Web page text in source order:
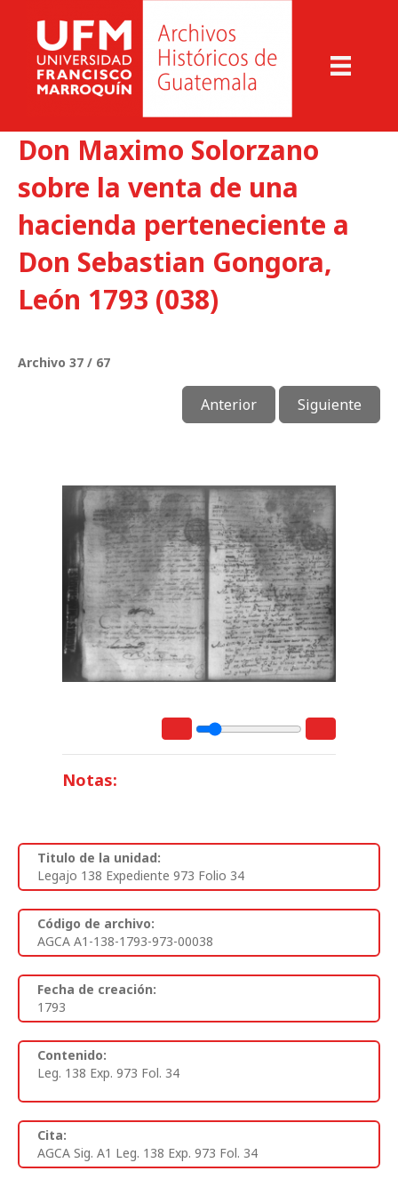
Don Maximo Solorzano
sobre la venta de una
hacienda perteneciente a
Don Sebastian Gongora,
León 1793 (038)
Archivo 37 / 67
Anterior Siguiente
Notas:
Titulo de la unidad:
Legajo 138 Expediente 973 Folio 34
Código de archivo:
AGCA A1-138-1793-973-00038
Fecha de creación:
1793
Contenido:
Leg. 138 Exp. 973 Fol. 34
Cita:
AGCA Sig. A1 Leg. 138 Exp. 973 Fol. 34